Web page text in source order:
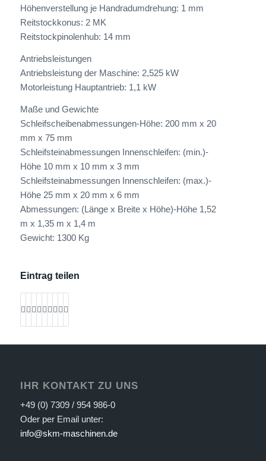
Höhenverstellung je Handradumdrehung: 1 mm
Reitstockkonus: 2 MK
Reitstockpinolenhub: 14 mm
Antriebsleistungen
Antriebsleistung der Maschine: 2,525 kW
Motorleistung Hauptantrieb: 1,1 kW
Maße und Gewichte
Schleifscheibenabmessungen-Höhe: 200 mm x 20
mm x 75 mm
Schleifsteinabmessungen Innenschleifen: (min.)-
Höhe 10 mm x 10 mm x 3 mm
Schleifsteinabmessungen Innenschleifen: (max.)-
Höhe 25 mm x 20 mm x 6 mm
Abmessungen: (Länge x Breite x Höhe)-Höhe 1,52
m x 1,35 m x 1,4 m
Gewicht: 1300 Kg
Eintrag teilen
IHR KONTAKT ZU UNS
+49 (0) 7309 / 954 986-0
Oder per Email unter:
info@skm-maschinen.de